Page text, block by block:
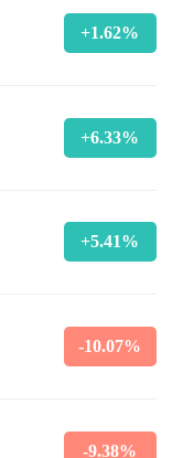
+1.62%
+6.33%
+5.41%
-10.07%
-9.38%